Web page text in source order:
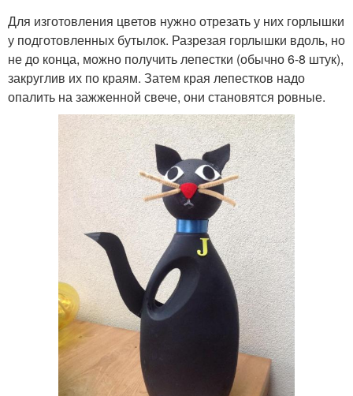
Для изготовления цветов нужно отрезать у них горлышки
у подготовленных бутылок. Разрезая горлышки вдоль, но
не до конца, можно получить лепестки (обычно 6-8 штук),
закруглив их по краям. Затем края лепестков надо
опалить на зажженной свече, они становятся ровные.